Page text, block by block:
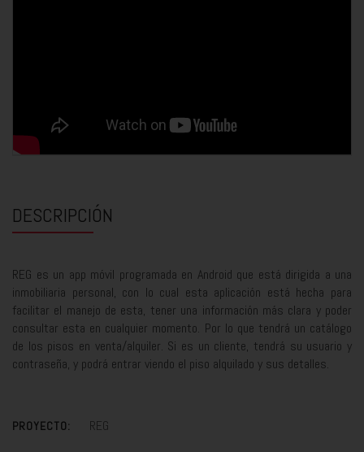
DESCRIPCIÓN
REG es un app móvil programada en Android que está dirigida a una
inmobiliaria personal, con lo cual esta aplicación está hecha para
facilitar el manejo de esta, tener una información más clara y poder
consultar esta en cualquier momento. Por lo que tendrá un catálogo
de los pisos en venta/alquiler. Si es un cliente, tendrá su usuario y
contraseña, y podrá entrar viendo el piso alquilado y sus detalles.
PROYECTO: REG